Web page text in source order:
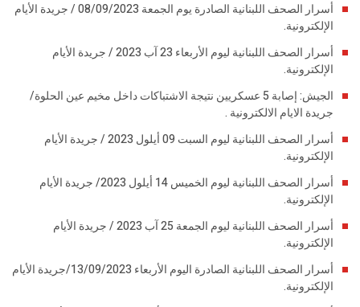
أسرار الصحف اللبنانية الصادرة يوم الجمعة 08/09/2023 / جريدة الأيام
الإلكترونية.
أسرار الصحف اللبنانية ليوم الأربعاء 23 آب 2023 / جريدة الأيام
الإلكترونية.
الجيش: إصابة 5 عسكريين نتيجة الاشتباكات داخل مخيم عين الحلوة/
جريدة الايام الالكترونية .
أسرار الصحف اللبنانية ليوم السبت 09 أيلول 2023 / جريدة الأيام
الإلكترونية.
أسرار الصحف اللبنانية ليوم الخميس 14 أيلول 2023/ جريدة الأيام
الإلكترونية.
أسرار الصحف اللبنانية ليوم الجمعة 25 آب 2023 / جريدة الأيام
الإلكترونية.
أسرار الصحف اللبنانية الصادرة اليوم الأربعاء 13/09/2023/جريدة الأيام
الإلكترونية.